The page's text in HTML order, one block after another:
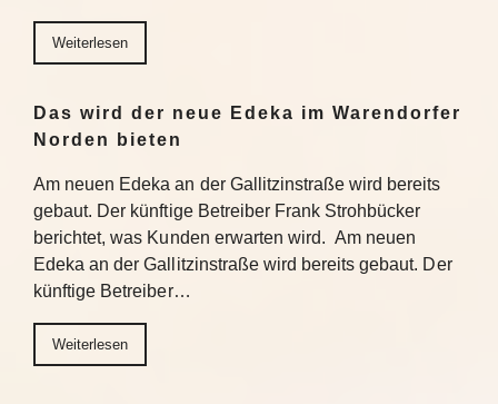
Weiterlesen
Das wird der neue Edeka im Warendorfer
Norden bieten
Am neuen Edeka an der Gallitzinstraße wird bereits
gebaut. Der künftige Betreiber Frank Strohbücker
berichtet, was Kunden erwarten wird. Am neuen
Edeka an der Gallitzinstraße wird bereits gebaut. Der
künftige Betreiber…
Weiterlesen